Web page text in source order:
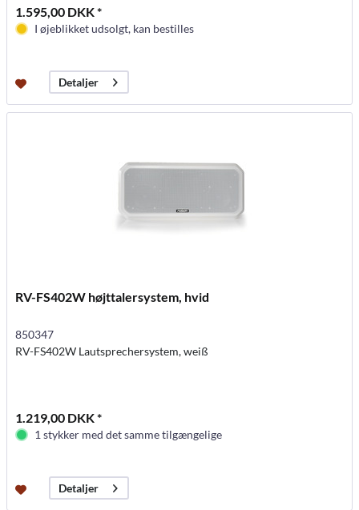
1.595,00 DKK *
I øjeblikket udsolgt, kan bestilles
Detaljer
RV-FS402W højttalersystem, hvid
850347
RV-FS402W Lautsprechersystem, weiß
1.219,00 DKK *
1 stykker med det samme tilgængelige
Detaljer